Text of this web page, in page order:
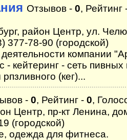
Отзывов - 0, Рейтинг
район Центр, ул.
377-78-90 (городской)
компании
- кейтеринг - сеть
(кег)...
- 0, Рейтинг - 0,
Центр, пр-кт Ленина,
(городской)
одежда для фитнеса.